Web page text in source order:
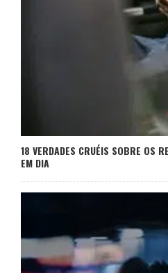
18 VERDADES CRUÉIS SOBRE OS
EM DIA